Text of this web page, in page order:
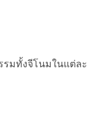
มทั้งจีโนมในแต่ละ